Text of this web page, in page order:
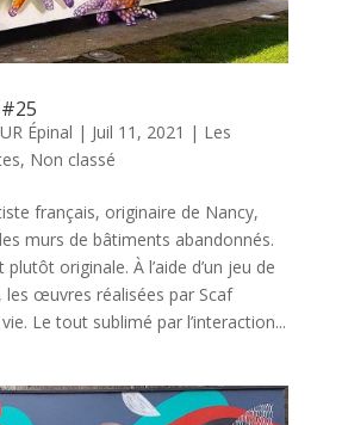
#25
Épinal | Juil 11, 2021 | Les
, Non classé
français, originaire de Nancy,
murs de bâtiments abandonnés.
originale. À l’aide d’un jeu de
les œuvres réalisées par Scaf
Le tout sublimé par l’interaction...